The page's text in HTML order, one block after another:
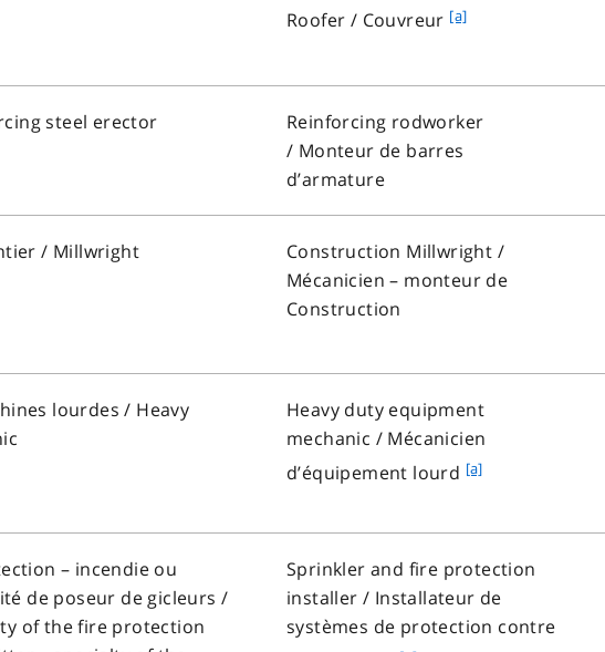
Roofer / Couvreur f
n
o
e
a
[a]
steel erector
Reinforcing rodworker
/ Monteur de barres
d’armature
/ Millwright
Construction Millwright /
Mécanicien – monteur de
Construction
lourdes/ Heavy
Heavy duty equipment
mechanic / Mécanicien
d’équipement lourd f
n
o
t
[a]
– incendie ou
de poseur de gicleurs /
of the fire protection
Sprinkler and fire protection
installer / Installateur de
systèmes de protection contre